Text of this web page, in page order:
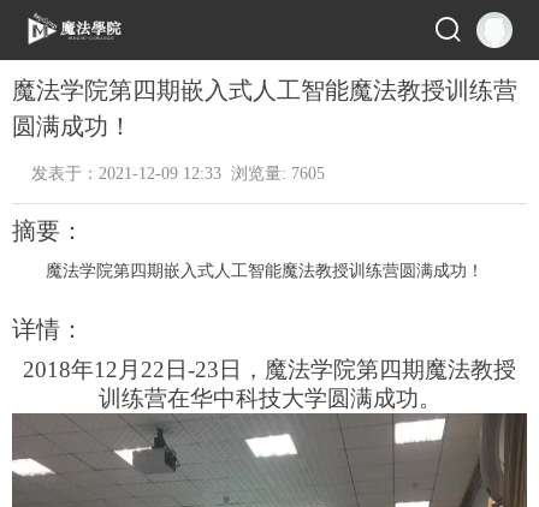
魔法学院第四期嵌入式人工智能魔法教授训练营
圆满成功！
发表于：2021-12-09 12:33 浏览量: 7605
摘要：
魔法学院第四期嵌入式人工智能魔法教授训练营圆满成功！
详情：
2018年12月 22 日-23 日，魔法学院第四期魔法教授
训练营在华中科技大学圆满成功。